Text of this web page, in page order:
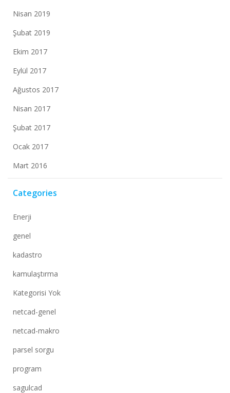
Nisan 2019
Şubat 2019
Ekim 2017
Eylül 2017
Ağustos 2017
Nisan 2017
Şubat 2017
Ocak 2017
Mart 2016
Categories
Enerji
genel
kadastro
kamulaştırma
Kategorisi Yok
netcad-genel
netcad-makro
parsel sorgu
program
sagulcad